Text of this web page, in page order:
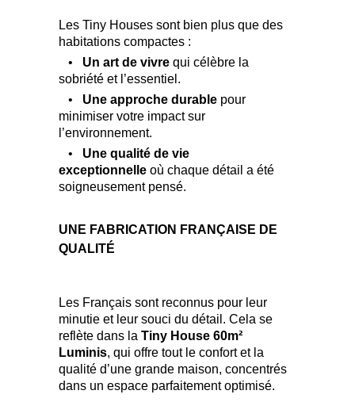
Les Tiny Houses sont bien plus que des
habitations compactes :
• Un art de vivre qui célèbre la
sobriété et l’essentiel.
• Une approche durable pour
minimiser votre impact sur
l’environnement.
• Une qualité de vie
exceptionnelle où chaque détail a été
soigneusement pensé.
UNE FABRICATION FRANÇAISE DE
QUALITÉ
Les Français sont reconnus pour leur
minutie et leur souci du détail. Cela se
reflète dans la Tiny House 60m²
Luminis, qui offre tout le confort et la
qualité d’une grande maison, concentrés
dans un espace parfaitement optimisé.